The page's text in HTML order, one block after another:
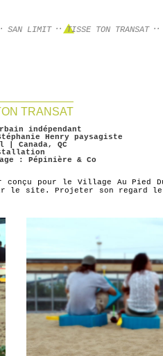
SAN LIMIT TISSE TON TRANSAT
TRANSAT
indépendant
Henry paysagiste
| Canada, QC
: Pépinière & Co
pour le Village Au Pied
le site. Projeter son regard